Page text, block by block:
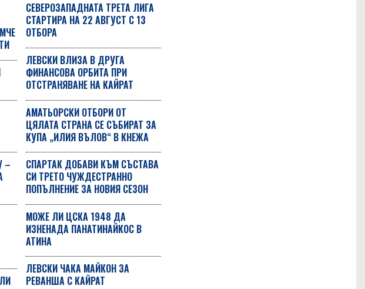
–
СЕВЕРОЗАПАДНАТА ТРЕТА ЛИГА
СТАРТИРА НА 22 АВГУСТ С 13
ОТБОРА
ЛЕВСКИ ВЛИЗА В ДРУГА
ФИНАНСОВА ОРБИТА ПРИ
ОТСТРАНЯВАНЕ НА КАЙРАТ
АМАТЬОРСКИ ОТБОРИ ОТ
ЦЯЛАТА СТРАНА СЕ СЪБИРАТ ЗА
КУПА „ИЛИЯ ВЪЛОВ“ В КНЕЖА
СПАРТАК ДОБАВИ КЪМ СЪСТАВА
СИ ТРЕТО ЧУЖДЕСТРАННО
ПОПЪЛНЕНИЕ ЗА НОВИЯ СЕЗОН
МОЖЕ ЛИ ЦСКА 1948 ДА
ИЗНЕНАДА ПАНАТИНАЙКОС В
АТИНА
ЛЕВСКИ ЧАКА МАЙКОН ЗА
РЕВАНША С КАЙРАТ